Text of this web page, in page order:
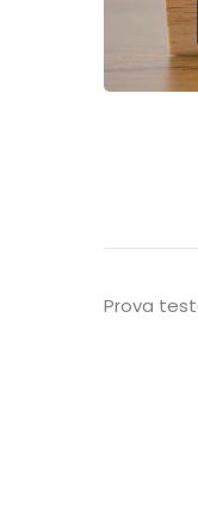
Prova